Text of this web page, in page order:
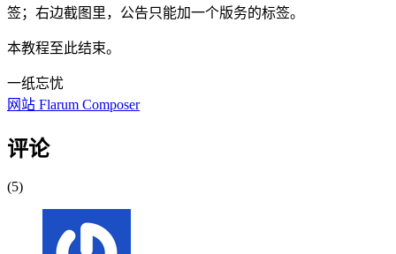
签；右边截图里，公告只能加一个版务的标签。
本教程至此结束。
一纸忘忧
网站 Flarum Composer
评论
(5)